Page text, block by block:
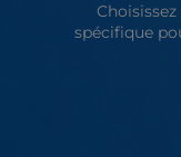
spécifique